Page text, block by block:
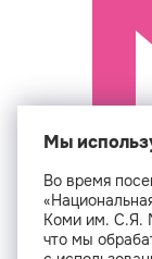
Мы
Во время
Коми им. С.Я.
что мы